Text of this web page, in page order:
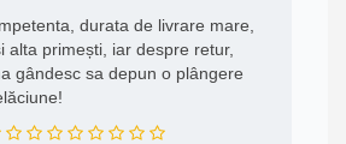
durata de livrare mare,
alta primești, iar despre retur,
gândesc sa depun o plângere